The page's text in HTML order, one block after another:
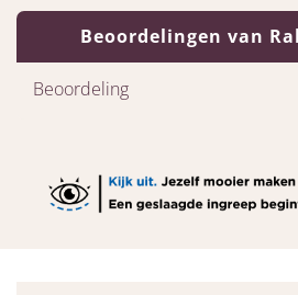
Beoordelingen van
Beoordeling